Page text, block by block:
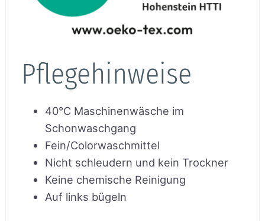
Pflegehinweise
40°C Maschinenwäsche im
Schonwaschgang
Fein/Colorwaschmittel
Nicht schleudern und kein Trockner
Keine chemische Reinigung
Auf links bügeln